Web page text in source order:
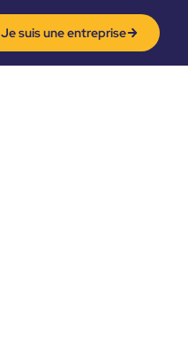
Je suis une entreprise